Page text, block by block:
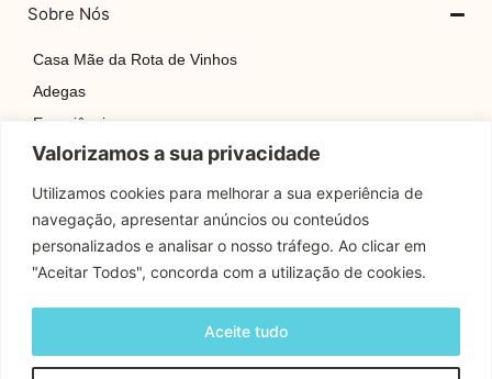
Valorizamos a sua privacidade
Utilizamos cookies para melhorar a sua experiência de
navegação, apresentar anúncios ou conteúdos
personalizados e analisar o nosso tráfego. Ao clicar em
"Aceitar Todos", concorda com a utilização de cookies.
Aceite tudo
Sobre Nós
Casa Mãe da Rota de Vinhos
Adegas
Experiências
Explore
Rotas
Contactos
Apoio Cliente